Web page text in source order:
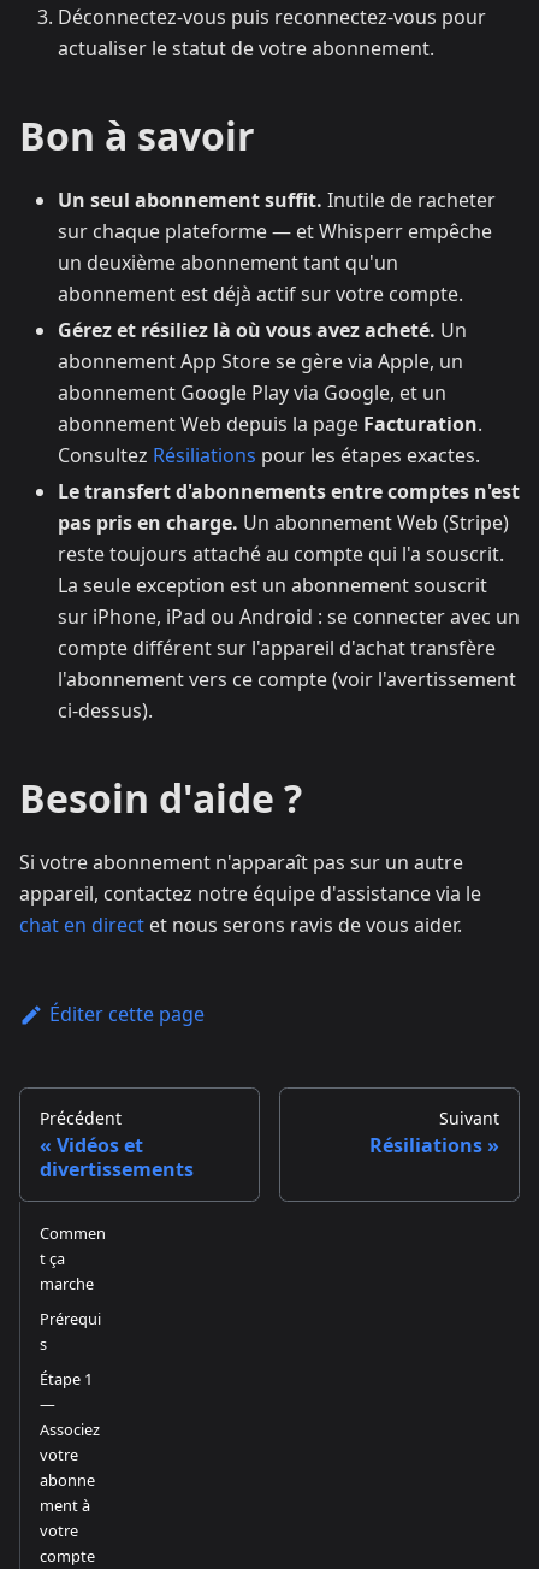
Déconnectez-vous puis reconnectez-vous pour
actualiser le statut de votre abonnement.
Bon à savoir
Un seul abonnement suffit. Inutile de racheter
sur chaque plateforme — et Whisperr empêche
un deuxième abonnement tant qu'un
abonnement est déjà actif sur votre compte.
Gérez et résiliez là où vous avez acheté. Un
abonnement App Store se gère via Apple, un
abonnement Google Play via Google, et un
abonnement Web depuis la page Facturation.
Consultez Résiliations pour les étapes exactes.
Le transfert d'abonnements entre comptes n'est
pas pris en charge. Un abonnement Web (Stripe)
reste toujours attaché au compte qui l'a souscrit.
La seule exception est un abonnement souscrit
sur iPhone, iPad ou Android : se connecter avec un
compte différent sur l'appareil d'achat transfère
l'abonnement vers ce compte (voir l'avertissement
ci-dessus).
Besoin d'aide ?
Si votre abonnement n'apparaît pas sur un autre
appareil, contactez notre équipe d'assistance via le
chat en direct et nous serons ravis de vous aider.
Éditer cette page
Précédent
Vidéos et
divertissements
Suivant
Résiliations
Commen
t ça
marche
Prérequi
s
Étape 1
—
Associez
votre
abonne
ment à
votre
compte